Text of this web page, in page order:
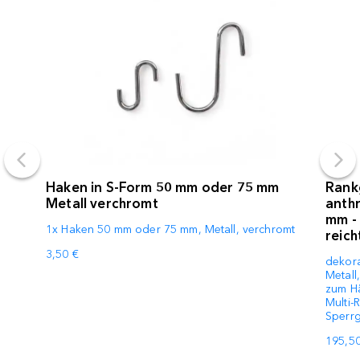
Haken in S-Form 50 mm oder 75 mm
Metall verchromt
1x Haken 50 mm oder 75 mm, Metall, verchromt
3,50 €
mm
zum
Multi-